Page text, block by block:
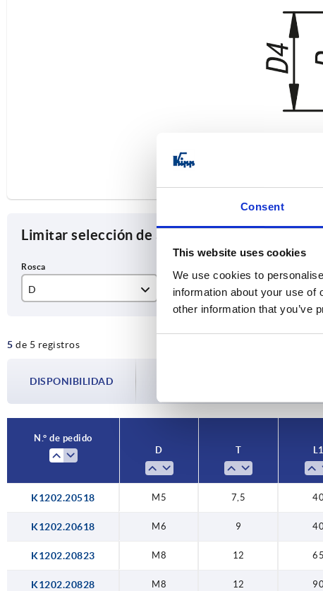
Consent
This website uses cookies
We use cookies to
information about your use of
other information that you’ve
Limitar selección de artículos
D
M6
M10 15
L1
5 de 5 registros
DISPONIBILIDAD
paso antes de completar su pedido, se
N.° de pedido
D
T L1
K1202.20518 M5 7,5
K1202.20618 M6 9
K1202.20823 M8 12 65
K1202.20828 M8 12